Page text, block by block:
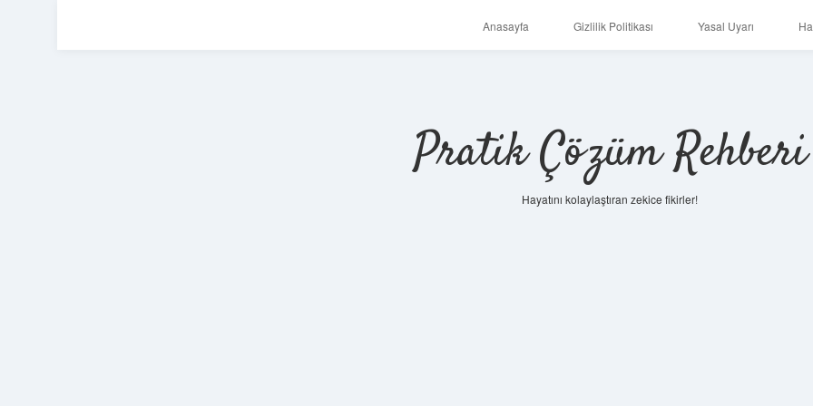
Anasayfa Gizlilik Politikası Yasal Uyarı
Pratik Çözüm Rehberi
Hayatını kolaylaştıran zekice fikirler!